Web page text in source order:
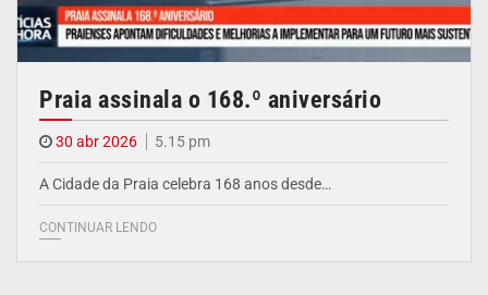
Praia assinala o 168.º aniversário
30 abr 2026 5.15 pm
A Cidade da Praia celebra 168 anos desde…
CONTINUAR LENDO